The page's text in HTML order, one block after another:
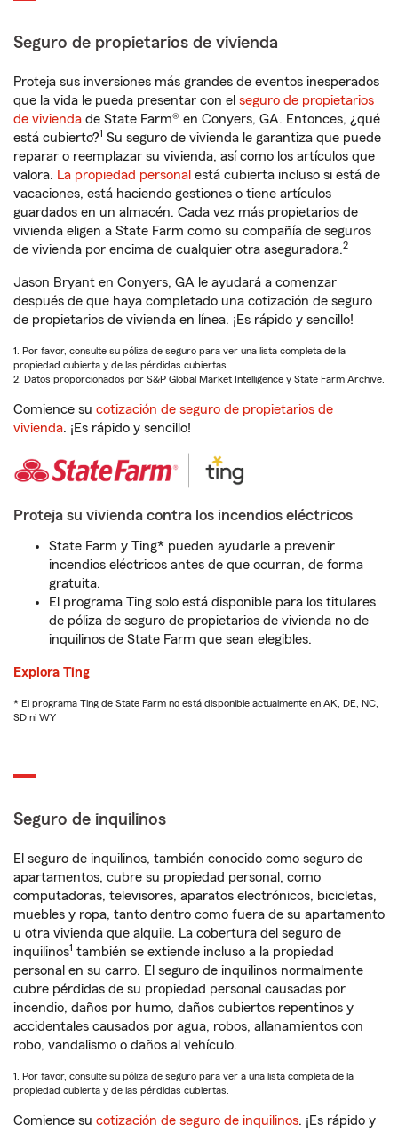
Seguro de propietarios de vivienda
Proteja sus inversiones más grandes de eventos inesperados
que la vida le pueda presentar con el seguro de propietarios
de vivienda de State Farm® en Conyers, GA. Entonces, ¿qué
está cubierto?1 Su seguro de vivienda le garantiza que puede
reparar o reemplazar su vivienda, así como los artículos que
valora. La propiedad personal está cubierta incluso si está de
vacaciones, está haciendo gestiones o tiene artículos
guardados en un almacén. Cada vez más propietarios de
vivienda eligen a State Farm como su compañía de seguros
de vivienda por encima de cualquier otra aseguradora.2
Jason Bryant en Conyers, GA le ayudará a comenzar
después de que haya completado una cotización de seguro
de propietarios de vivienda en línea. ¡Es rápido y sencillo!
1. Por favor, consulte su póliza de seguro para ver una lista completa de la
propiedad cubierta y de las pérdidas cubiertas.
2. Datos proporcionados por S&P Global Market Intelligence y State Farm Archive.
Comience su cotización de seguro de propietarios de
vivienda. ¡Es rápido y sencillo!
Proteja su vivienda contra los incendios eléctricos
State Farm y Ting* pueden ayudarle a prevenir
incendios eléctricos antes de que ocurran, de forma
gratuita.
El programa Ting solo está disponible para los titulares
de póliza de seguro de propietarios de vivienda no de
inquilinos de State Farm que sean elegibles.
Explora Ting
* El programa Ting de State Farm no está disponible actualmente en AK, DE, NC,
SD ni WY
Seguro de inquilinos
El seguro de inquilinos, también conocido como seguro de
apartamentos, cubre su propiedad personal, como
computadoras, televisores, aparatos electrónicos, bicicletas,
muebles y ropa, tanto dentro como fuera de su apartamento
u otra vivienda que alquile. La cobertura del seguro de
inquilinos1 también se extiende incluso a la propiedad
personal en su carro. El seguro de inquilinos normalmente
cubre pérdidas de su propiedad personal causadas por
incendio, daños por humo, daños cubiertos repentinos y
accidentales causados por agua, robos, allanamientos con
robo, vandalismo o daños al vehículo.
1. Por favor, consulte su póliza de seguro para ver a una lista completa de la
propiedad cubierta y de las pérdidas cubiertas.
Comience su cotización de seguro de inquilinos. ¡Es rápido y